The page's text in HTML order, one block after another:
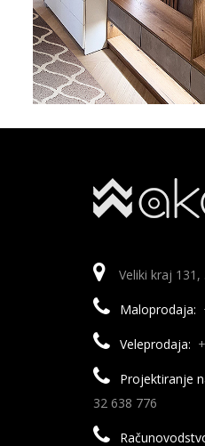
Veliki kraj
Maloprodaja:
Veleprodaja:
Projektiranje
32 638 776